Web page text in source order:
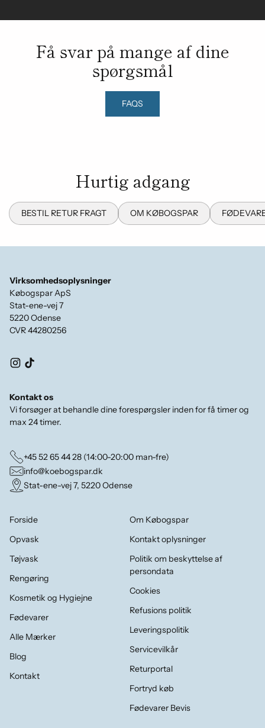
Få svar på mange af dine
spørgsmål
FAQS
Hurtig adgang
BESTIL RETUR FRAGT OM KØBOGSPAR
Virksomhedsoplysninger
Købogspar ApS
Stat-ene-vej 7
5220 Odense
CVR 44280256
Kontakt os
Vi forsøger at behandle dine forespørgsler inden for få timer og
max 24 timer.
+45 52 65 44 28 (14:00-20:00 man-fre)
info@koebogspar.dk
Stat-ene-vej 7, 5220 Odense
Forside
Opvask
Tøjvask
Rengøring
Kosmetik og Hygiejne
Fødevarer
Alle Mærker
Blog
Kontakt
Om Købogspar
Kontakt oplysninger
Politik om beskyttelse af
persondata
Cookies
Refusions politik
Leveringspolitik
Servicevilkår
Returportal
Fortryd køb
Fødevarer Bevis